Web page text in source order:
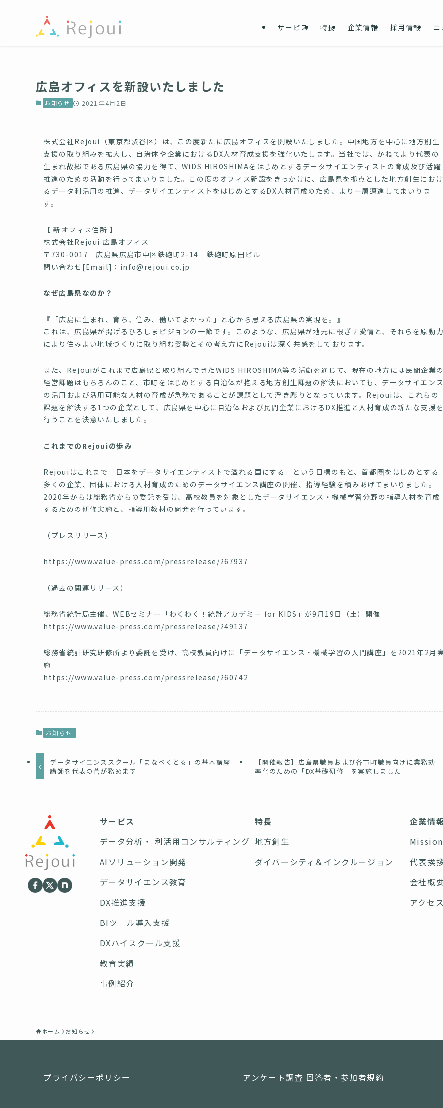
サービス 特長 企業情報 採用情報 ニ
広島オフィスを新設いたしました
お知らせ 2021年4月2日
株式会社Rejoui（東京都渋谷区）は、この度新たに広島オフィスを開設いたしました。中国地方を中心に地方創生
支援の取り組みを拡大し、自治体や企業におけるDX人材育成支援を強化いたします。当社では、かねてより代表の
生まれ故郷である広島県の協力を得て、WiDS HIROSHIMAをはじめとするデータサイエンティストの育成及び活躍
推進のための活動を行ってまいりました。この度のオフィス新設をきっかけに、広島県を拠点とした地方創生におけ
るデータ利活用の推進、データサイエンティストをはじめとするDX人材育成のため、より一層邁進してまいりま
す。
【 新オフィス住所 】
株式会社Rejoui 広島オフィス
〒730-0017 広島県広島市中区鉄砲町2-14 鉄砲町原田ビル
問い合わせ[Email]：info@rejoui.co.jp
なぜ広島県なのか？
『「広島に生まれ、育ち、住み、働いてよかった」と心から思える広島県の実現を。』
これは、広島県が掲げるひろしまビジョンの一節です。このような、広島県が地元に根ざす愛情と、それらを原動
により住みよい地域づくりに取り組む姿勢とその考え方にRejouiは深く共感をしております。
また、Rejouiがこれまで広島県と取り組んできたWiDS HIROSHIMA等の活動を通じて、現在の地方には民間企業
経営課題はもちろんのこと、市町をはじめとする自治体が抱える地方創生課題の解決においても、データサイエン
の活用および活用可能な人材の育成が急務であることが課題として浮き彫りとなっています。Rejouiは、これらの
課題を解決する1つの企業として、広島県を中心に自治体および民間企業におけるDX推進と人材育成の新たな支援
行うことを決意いたしました。
これまでのRejouiの歩み
Rejouiはこれまで「日本をデータサイエンティストで溢れる国にする」という目標のもと、首都圏をはじめとする
多くの企業、団体における人材育成のためのデータサイエンス講座の開催、指導経験を積みあげてまいりました。
2020年からは総務省からの委託を受け、高校教員を対象としたデータサイエンス・機械学習分野の指導人材を育成
するための研修実施と、指導用教材の開発を行っています。
（プレスリリース）
https://www.value-press.com/pressrelease/267937
（過去の関連リリース）
総務省統計局主催、WEBセミナー「わくわく！統計アカデミー for KIDS」が9月19日（土）開催
https://www.value-press.com/pressrelease/249137
総務省統計研究研修所より委託を受け、高校教員向けに「データサイエンス・機械学習の入門講座」を2021年2月
施
https://www.value-press.com/pressrelease/260742
お知らせ
データサイエンススクール「まなべくとる」の基本講座
講師を代表の菅が務めます
​【開催報告】広島県職員および各市町職員向けに業務効
率化のための「DX基礎研修」を実施しました
サービス
データ分析・ 利活用コンサルティング
AIソリューション開発
データサイエンス教育
DX推進支援
BIツール導入支援
DXハイスクール支援
教育実績
事例紹介
特長
地方創生
ダイバーシティ＆インクルージョン
企業情
代表挨
会社概
アクセ
ホーム お知らせ
プライバシーポリシー アンケート調査 回答者・参加者規約